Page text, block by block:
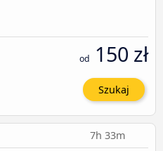
od 150 zł
Szukaj
7h 33m